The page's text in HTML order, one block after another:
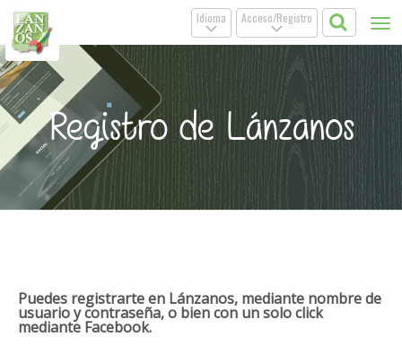
Acceso/Registro
.
Idioma
.
Registro de Lánzanos
Puedes registrarte en Lánzanos, mediante nombre de
usuario y contraseña, o bien con un solo click
mediante Facebook.